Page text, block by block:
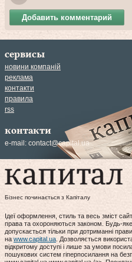
Добавить комментарий
сервисы
новини компаній
реклама
контакти
правила
rss
контакти
e-mail: contact@capital.ua
Бізнес починається з Капіталу
Ідеї оформлення, стиль та весь зміст
права та охороняються законом. Будь-
допускається тільки при дотриманні
на www.capital.ua . Дозволяється
відкритому доступі і лише за умови
пошукових систем гіперпосилання на